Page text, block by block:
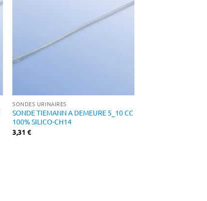
SONDES URINAIRES
SONDE TIEMANN A DEMEURE 5_10 CC
100% SILICO-CH14
3,31€